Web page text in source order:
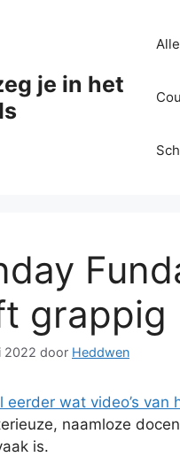
je in het
grappig
2022 door Heddwen
eerder wat video’s van
naamloze
is.